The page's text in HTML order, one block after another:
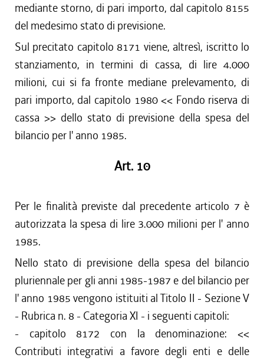
mediante storno, di pari importo, dal capitolo 8155
del medesimo stato di previsione.
Sul precitato capitolo 8171 viene, altresì, iscritto lo
stanziamento, in termini di cassa, di lire 4.000
milioni, cui si fa fronte mediane prelevamento, di
pari importo, dal capitolo 1980 << Fondo riserva di
cassa >> dello stato di previsione della spesa del
bilancio per l' anno 1985.
Art. 10
Per le finalità previste dal precedente articolo 7 è
autorizzata la spesa di lire 3.000 milioni per l' anno
1985.
Nello stato di previsione della spesa del bilancio
pluriennale per gli anni 1985-1987 e del bilancio per
l' anno 1985 vengono istituiti al Titolo II - Sezione V
- Rubrica n. 8 - Categoria XI - i seguenti capitoli:
- capitolo 8172 con la denominazione: <<
Contributi integrativi a favore degli enti e delle